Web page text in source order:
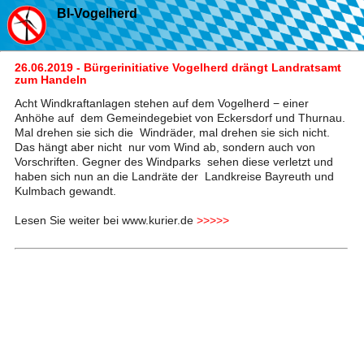
BI-Vogelherd
26.06.2019 - Bürgerinitiative Vogelherd drängt Landratsamt
zum Handeln
Acht Windkraftanlagen stehen auf dem Vogelherd − einer
Anhöhe auf dem Gemeindegebiet von Eckersdorf und Thurnau.
Mal drehen sie sich die Windräder, mal drehen sie sich nicht.
Das hängt aber nicht nur vom Wind ab, sondern auch von
Vorschriften. Gegner des Windparks sehen diese verletzt und
haben sich nun an die Landräte der Landkreise Bayreuth und
Kulmbach gewandt.
Lesen Sie weiter bei www.kurier.de >>>>>